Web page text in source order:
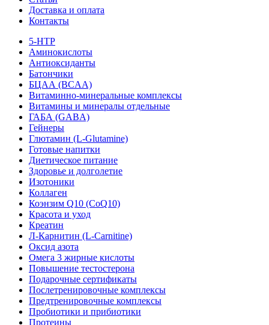
Доставка и оплата
Контакты
5-HTP
Аминокислоты
Антиоксиданты
Батончики
БЦАА (BCAA)
Витаминно-минеральные комплексы
Витамины и минералы отдельные
ГАБА (GABA)
Гейнеры
Глютамин (L-Glutamine)
Готовые напитки
Диетическое питание
Здоровье и долголетие
Изотоники
Коллаген
Коэнзим Q10 (CoQ10)
Красота и уход
Креатин
Л-Карнитин (L-Сarnitine)
Оксид азота
Омега 3 жирные кислоты
Повышение тестостерона
Подарочные сертификаты
Послетренировочные комплексы
Предтренировочные комплексы
Пробиотики и прибиотики
Протеины